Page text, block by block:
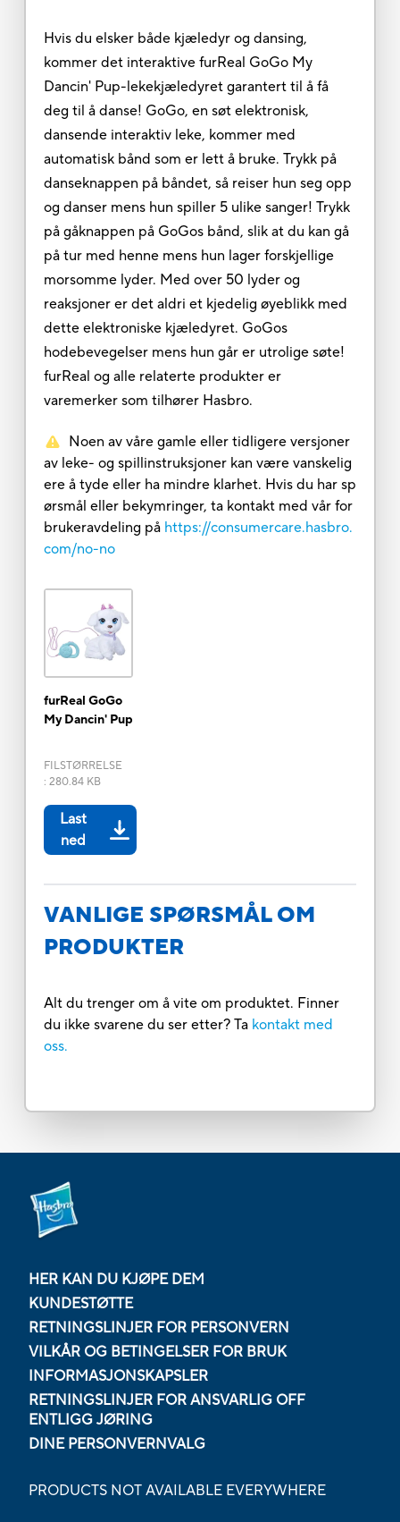
Hvis du elsker både kjæledyr og dansing,
kommer det interaktive furReal GoGo My
Dancin' Pup-lekekjæledyret garantert til å få
deg til å danse! GoGo, en søt elektronisk,
dansende interaktiv leke, kommer med
automatisk bånd som er lett å bruke. Trykk på
danseknappen på båndet, så reiser hun seg opp
og danser mens hun spiller 5 ulike sanger! Trykk
på gåknappen på GoGos bånd, slik at du kan gå
på tur med henne mens hun lager forskjellige
morsomme lyder. Med over 50 lyder og
reaksjoner er det aldri et kjedelig øyeblikk med
dette elektroniske kjæledyret. GoGos
hodebevegelser mens hun går er utrolige søte!
furReal og alle relaterte produkter er
varemerker som tilhører Hasbro.
Noen av våre gamle eller tidligere versjoner
av leke- og spillinstruksjoner kan være vanskelig
ere å tyde eller ha mindre klarhet. Hvis du har sp
ørsmål eller bekymringer, ta kontakt med vår for
brukeravdeling på https://consumercare.hasbro.
com/no-no
furReal GoGo
My Dancin' Pup
FILSTØRRELSE
: 280.84 KB
Last
ned
VANLIGE SPØRSMÅL OM
PRODUKTER
Alt du trenger om å vite om produktet. Finner
du ikke svarene du ser etter? Ta kontakt med
oss.
HER KAN DU KJØPE DEM
KUNDESTØTTE
RETNINGSLINJER FOR PERSONVERN
VILKÅR OG BETINGELSER FOR BRUK
INFORMASJONSKAPSLER
RETNINGSLINJER FOR ANSVARLIG OFF
ENTLIGG JØRING
DINE PERSONVERNVALG
PRODUCTS NOT AVAILABLE EVERYWHERE